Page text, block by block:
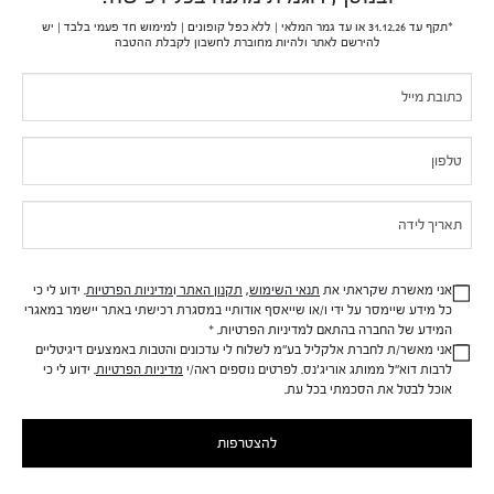
אודותינו
הסיפור של Origins
נטיעת עצים
דו"ח שכר שווה לעובד ולעובדת 2025
שירות לקוחות
תנאי שימוש
תקנון
בקשה לעיון במידע אודותיי
*תקף עד 31.12.26 או עד גמר המלאי | ללא כפל קופונים | למימוש חד פעמי בלבד | יש
להירשם לאתר ולהיות מחוברת לחשבון לקבלת ההטבה
Pop-
Up
human,
leave
this
field
blank.
אני מאשרת שקראתי את תנאי השימוש, תקנון האתר ומדיניות הפרטיות. ידוע לי כי
כל מידע שיימסר על ידי ו/או שייאסף אודותיי במסגרת רכישתי באתר יישמר במאגרי
המידע של החברה בהתאם למדיניות הפרטיות. *
אני מאשר/ת לחברת אלקליל בע"מ לשלוח לי עדכונים והטבות באמצעים דיגיטליים
לרבות דוא"ל ממותג אוריג'נס. לפרטים נוספים ראה/י מדיניות הפרטיות. ידוע לי כי
אוכל לבטל את הסכמתי בכל עת.
להצטרפות